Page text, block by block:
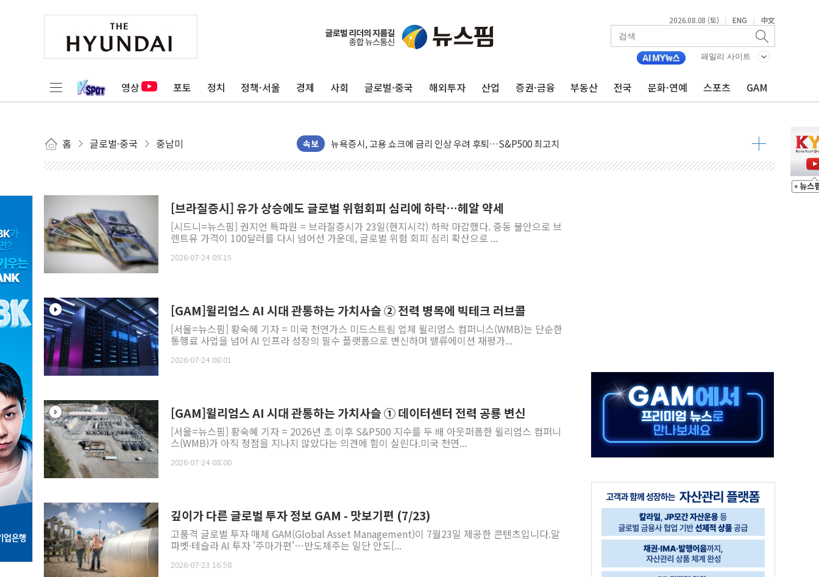
2026.08.08 (토) | ENG | 中文
패밀리 사이트
영상 포토 정치 정책·서울 경제 사회 글로벌·중국 해외투자 산업 증권·금융 부동산 전국 문화·연예 스포츠 GAM
홈 글로벌·중국 중남미 속보
민주, 오늘 제주·인천 경선 결과 발표...'김민석 재역전 vs 정청래 격차 확대'
한상협, 업계 개인정보 보안 새판 짠다…'자율규제단체' 타진
트럼프, 쿡 연준 이사 해임 재추진…"26일까지 의혹 소명" 요구
유럽증시, 美 고용 예상 밖 부진에 연준 금리 인상 가능성 낮아지며 상승… STOXX 600 지수는 나흘 연속 최고치
트럼프, 백신·자폐증 행정명령 검토…"이르면 다음 주"
美 항소법원, 백악관 무도회장 공사 중단 명령…트럼프 제동
뉴욕증시 프리뷰, 美 고용 쇼크에 금리 인상 우려 후퇴…나스닥 선물 1%대 상승
[종합] 美 7월 고용 2만3000명 감소 '쇼크'…9월 금리 인상 기대 후퇴
[사진] 이슬람 수니파 3개국, 공동방위협정 체결
특정 정치인 측근 포항시 정책특보 내정설...포항시 '시끌'
李 "해남 태양광, 대한민국 다음 100년 밑거름…수도권 집중 완화 전환점"
[브라질증시] 유가 상승에도 글로벌 위험회피 심리에 하락…헤알 약세
[시드니=뉴스핌] 권지언 특파원 = 브라질증시가 23일(현지시각) 하락 마감했다. 중동 불안으로 브
렌트유 가격이 100달러를 다시 넘어선 가운데, 글로벌 위험 회피 심리 확산으로 ...
2026-07-24 09:15
[GAM]윌리엄스 AI 시대 관통하는 가치사슬 ② 전력 병목에 빅테크 러브콜
[서울=뉴스핌] 황숙혜 기자 = 미국 천연가스 미드스트림 업체 윌리엄스 컴퍼니스(WMB)는 단순한
통행료 사업을 넘어 AI 인프라 성장의 필수 플랫폼으로 변신하며 밸류에이션 재평가...
2026-07-24 08:01
[GAM]윌리엄스 AI 시대 관통하는 가치사슬 ① 데이터센터 전력 공룡 변신
[서울=뉴스핌] 황숙혜 기자 = 2026년 초 이후 S&P500 지수를 두 배 아웃퍼폼한 윌리엄스 컴퍼니
스(WMB)가 아직 정점을 지나지 않았다는 의견에 힘이 실린다.미국 천연...
2026-07-24 08:00
깊이가 다른 글로벌 투자 정보 GAM - 맛보기편 (7/23)
고품격 글로벌 투자 매체 GAM(Global Asset Management)이 7월23일 제공한 콘텐츠입니다.알
파벳·테슬라 AI 투자 '주마가편'…반도체주는 일단 안도[...
2026-07-23 16:58